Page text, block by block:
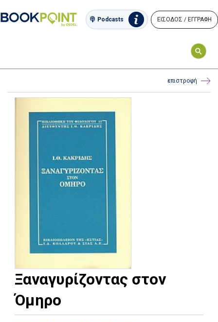
Podcasts ΕΙΣΟΔΟΣ / ΕΓΓΡΑΦΗ
επιστροφή
Ξαναγυρίζοντας στον
Όμηρο